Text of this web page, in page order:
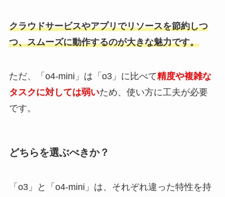
クラウドサービスやアプリでリソースを節約しつ
つ、スムーズに動作するのが大きな魅力です。
ただ、「o4-mini」は「o3」に比べて精度や複雑な
タスクに対しては弱いため、使い方に工夫が必要
です。
どちらを選ぶべきか？
「o3」と「o4-mini」は、それぞれ違った特性を持